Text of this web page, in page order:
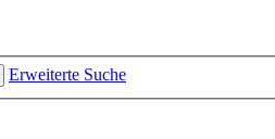
Erweiterte Suche